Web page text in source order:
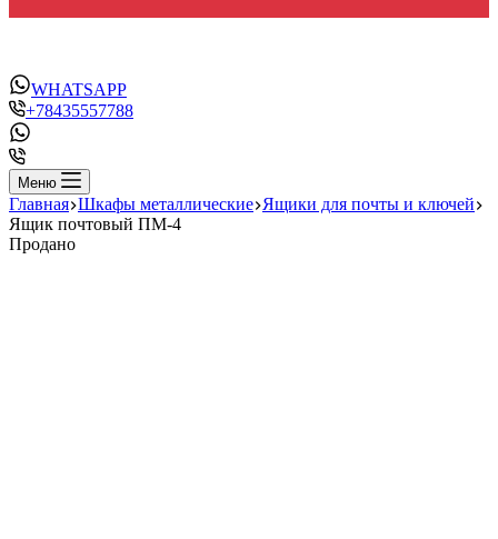
WHATSAPP
+78435557788
Меню
Главная Шкафы металлические Ящики для почты и ключей
Ящик почтовый ПМ-4
Продано